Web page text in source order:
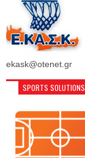
ekask@otenet.gr
SPORTS SOLUTIONS